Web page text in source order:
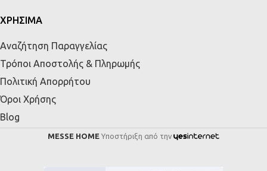
ΧΡΗΣΙΜΑ
Αναζήτηση Παραγγελίας
Τρόποι Αποστολής & Πληρωμής
Πολιτική Απορρήτου
Όροι Χρήσης
Blog
MESSE HOME Υποστήριξη από την